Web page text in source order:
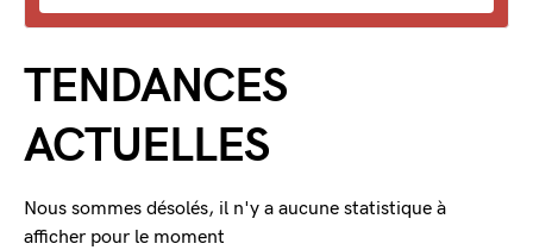
TENDANCES
ACTUELLES
Nous sommes désolés, il n'y a aucune statistique à
afficher pour le moment